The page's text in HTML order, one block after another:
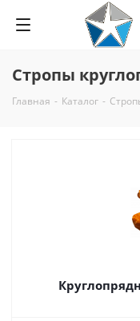
Стропы
Главная - Каталог -